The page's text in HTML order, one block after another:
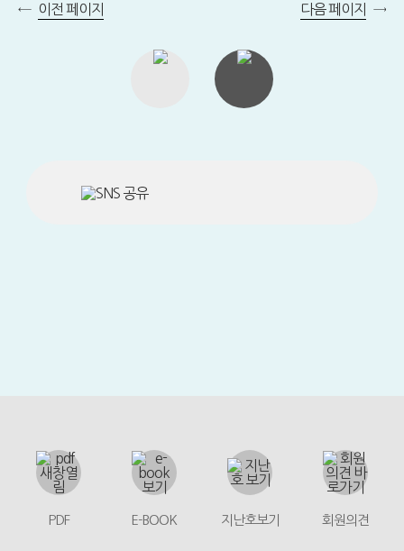
이전 페이지 다음 페이지
PDF E-BOOK 지난호보기 회원의견